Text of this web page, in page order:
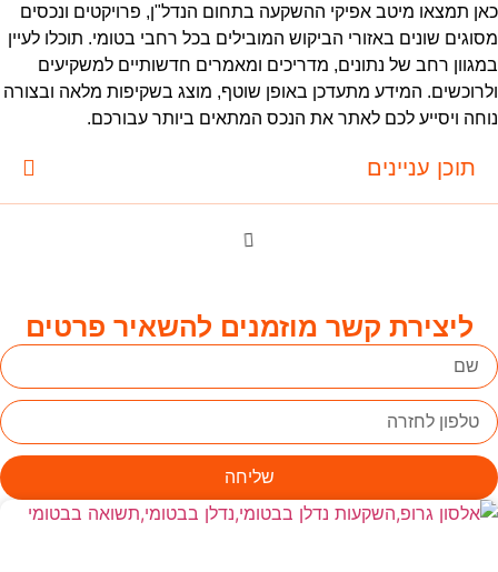
ליצירת קשר מוזמנים להשאיר פרטים
שליחה
תמצאו מיטב אפיקי ההשקעה בתחום הנדל"ן, פרויקטים ונכסים
שונים באזורי הביקוש המובילים בכל רחבי בטומי. תוכלו לעיין
רחב של נתונים, מדריכים ומאמרים חדשותיים למשקיעים
המידע מתעדכן באופן שוטף, מוצג בשקיפות מלאה ובצורה
ויסייע לכם לאתר את הנכס המתאים ביותר עבורכם.
תוכן עניינים